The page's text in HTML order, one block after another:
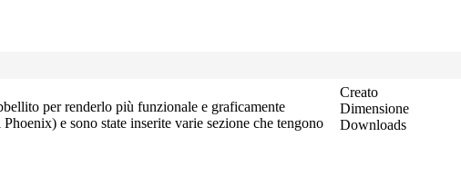
per renderlo più funzionale e graficamente
e sono state inserite varie sezione che tengono
Creato
Dimensione
Downloads